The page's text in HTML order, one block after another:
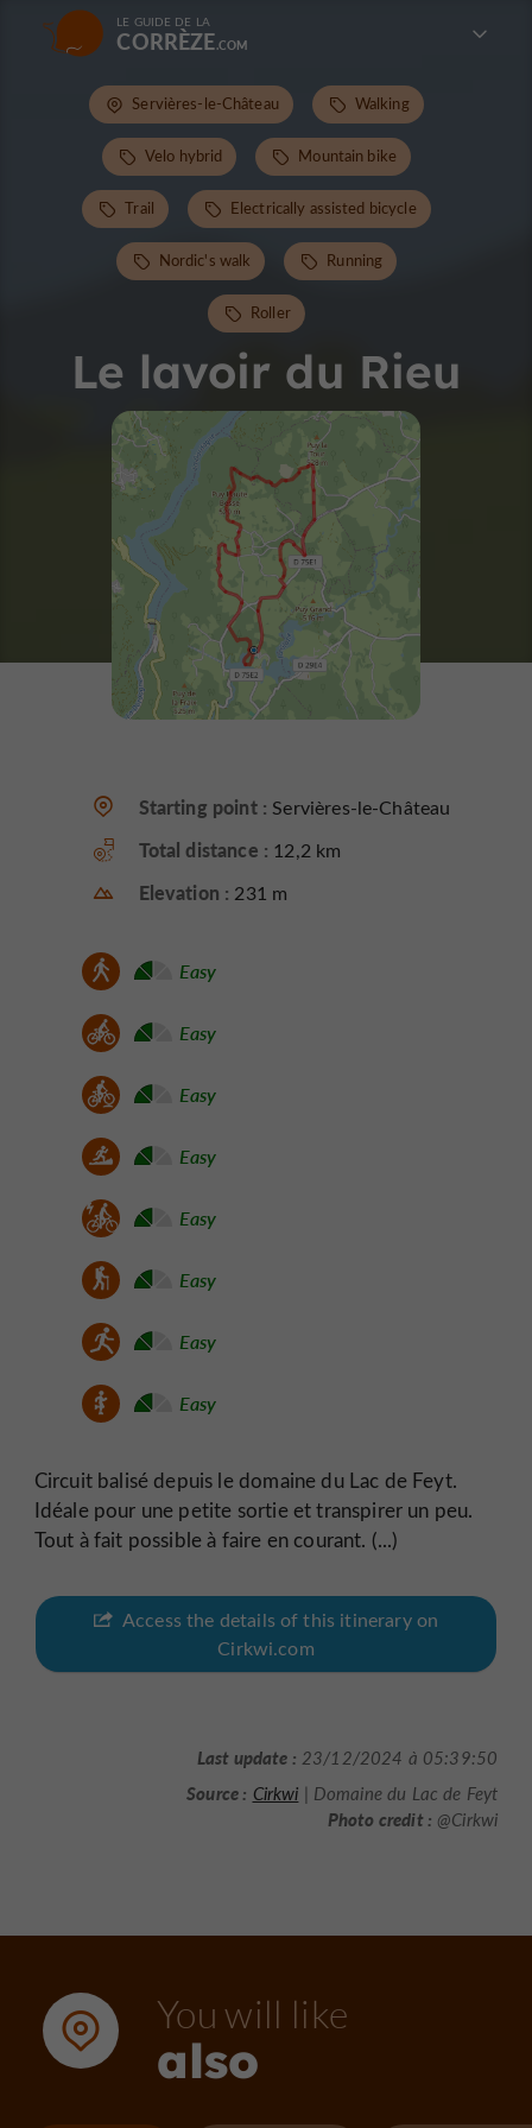
LE GUIDE DE LA
CORRÈZE
Le lavoir du Rieu
Servières-le-Château Walking
Velo hybrid Mountain bike
Trail Electrically assisted bicycle
Nordic's walk Running
Roller
Starting point : Servières-le-Château
Total distance : 12,2 km
Elevation : 231 m
Easy
Easy
Easy
Easy
Easy
Easy
Easy
Easy
Circuit balisé depuis le domaine du Lac de Feyt.
Idéale pour une petite sortie et transpirer un peu.
Tout à fait possible à faire en courant. (...)
Access the details of this itinerary on
Cirkwi.com
Last update : 23/12/2024 à 05:39:50
Source : Cirkwi | Domaine du Lac de Feyt
Photo credit : @Cirkwi
You will like
also